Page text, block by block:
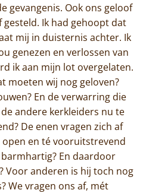
gevangenis. Ook ons geloof
Ik had gehoopt dat
mij in duisternis achter. Ik
genezen en verlossen van
ik aan mijn lot overgelaten.
moeten wij nog geloven?
En de verwarring die
andere kerkleiders nu te
De enen vragen zich af
en té vooruitstrevend
En daardoor
Voor anderen is hij toch nog
We vragen ons af, mét